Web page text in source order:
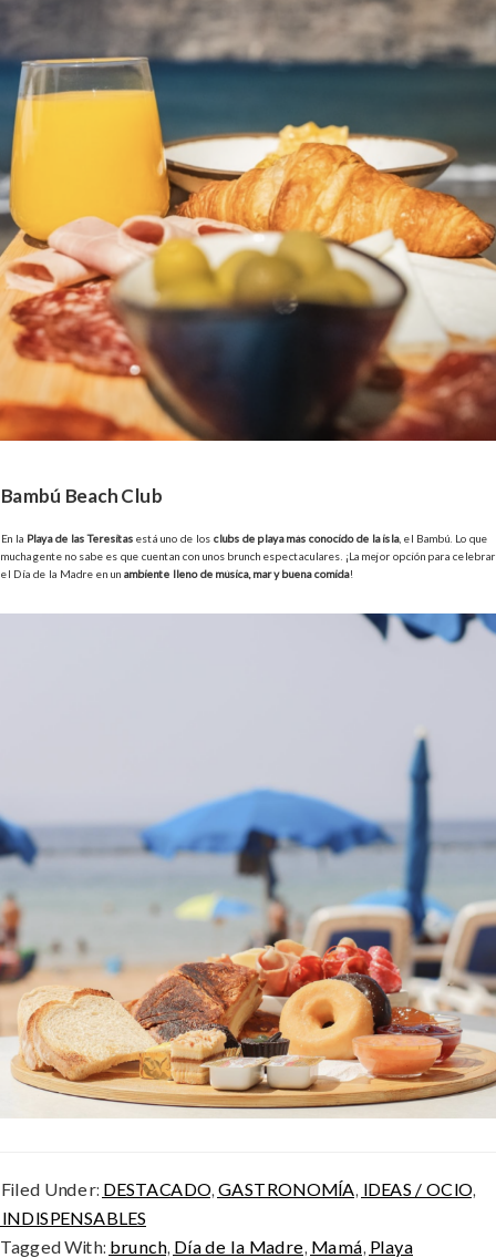
Bambú Beach Club
En la Playa de las Teresitas está uno de los clubs de playa más conocido de la isla, el Bambú. Lo que
mucha gente no sabe es que cuentan con unos brunch espectaculares. ¡La mejor opción para celebrar
el Día de la Madre en un ambiente lleno de música, mar y buena comida!
Filed Under: DESTACADO, GASTRONOMÍA, IDEAS / OCIO,
INDISPENSABLES
Tagged With: brunch, Día de la Madre, Mamá, Playa